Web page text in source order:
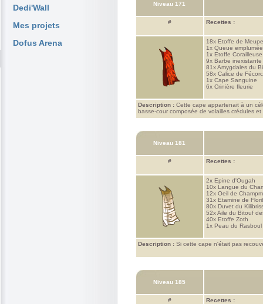
Dedi'Wall
Mes projets
Dofus Arena
Niveau 171
# Recettes :
18x Etoffe de
1x Queue
1x Etoffe Corailleuse
9x Barbe
81xAmygdales du
58x Calice de
1x Cape Sanguine
6x Crinière fleurie
Description : Cette cape appartenait à un
basse-cour composée de volailles crédules
Niveau 181
# Recettes :
2x Epine d'Ougah
10x Langue du
12x Oeil de
31x Etamine de
80x Duvet du
52xAile du Bitouf
40x Etoffe Zoth
1x Peau du Rasboul
Description : Si cette cape n'était pas
Niveau 185
# Recettes :